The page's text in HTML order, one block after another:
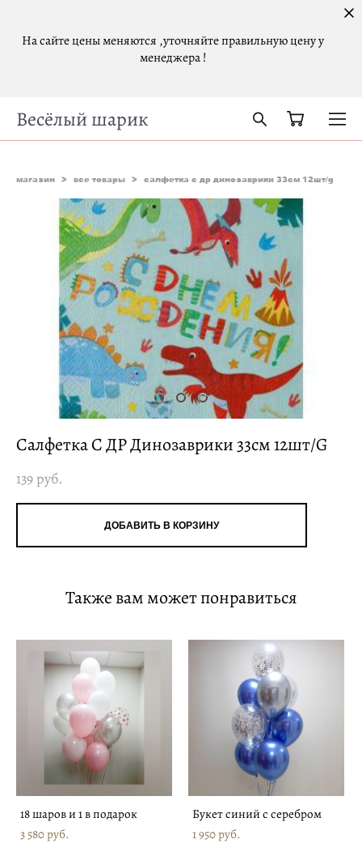
На сайте цены меняются ,уточняйте правильную цену у
менеджера !
Весёлый шарик
магазин > все товары > салфетка с др динозаврики 33см 12шт/g
Салфетка С ДР Динозаврики 33см 12шт/G
139 pуб.
ДОБАВИТЬ В КОРЗИНУ
Также вам может понравиться
18 шаров и 1 в подарок
3 580 pуб.
Букет синий с серебром
1 950 pуб.